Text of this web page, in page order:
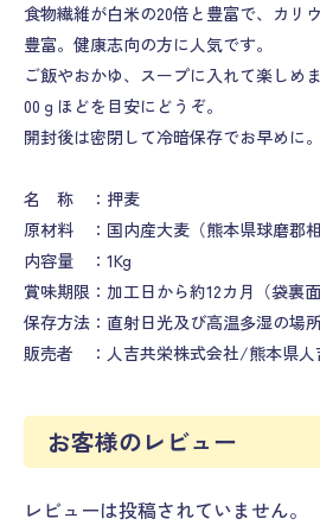
食物繊維が白米の20倍と豊富で、カリ
豊富。健康志向の方に人気です。
ご飯やおかゆ、スープに入れて楽しめ
00ｇほどを目安にどうぞ。
開封後は密閉して冷暗保存でお早めに。
名 称 ：押麦
原材料 ：国内産大麦（熊本県球磨郡相
内容量 ：1Kg
賞味期限：加工日から約12カ月（袋裏
保存方法：直射日光及び高温多湿の場
販売者 ：人吉共栄株式会社/熊本県人
お客様のレビュー
レビューは投稿されていません。